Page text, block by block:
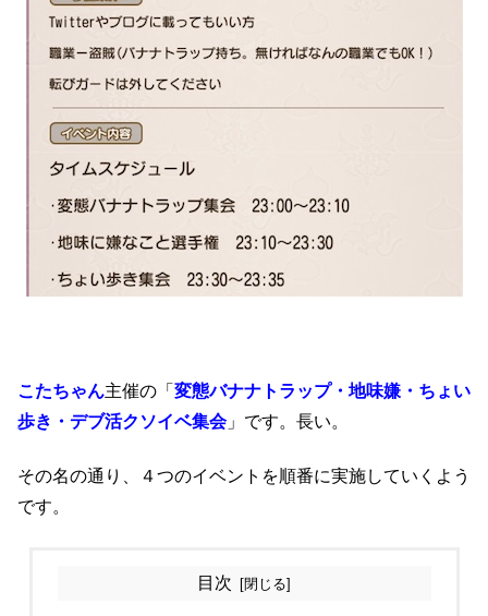
こたちゃん主催の「 変態バナナトラップ・地味嫌・ちょい
歩き・デブ活クソイベ集会」です。長い。
その名の通り、４つのイベントを順番に実施していくよう
です。
目次